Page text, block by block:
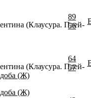
89
56
(Клаусура. Плей-
(Ж)
64
57
(Клаусура. Плей-
(Ж)